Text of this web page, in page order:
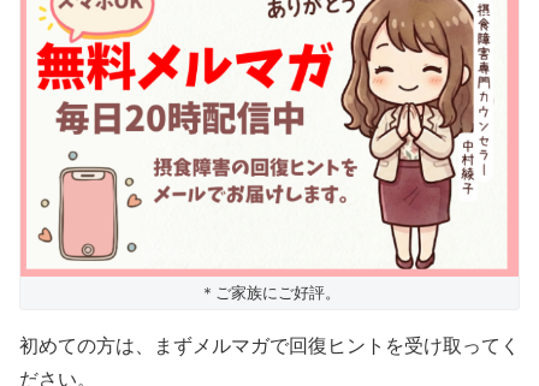
＊ご家族にご好評。
初めての方は、まずメルマガで回復ヒントを受け取ってく
ださい。